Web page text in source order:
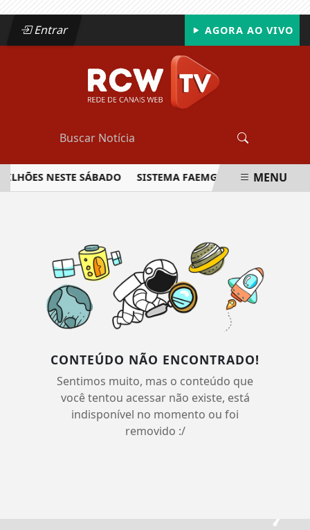
Entrar AGORA AO VIVO
NESTE SÁBADO SISTEMA FAEMG SENAR LANÇA O
MENU
CONTEÚDO NÃO ENCONTRADO!
Sentimos muito, mas o conteúdo que
você tentou acessar não existe, está
indisponível no momento ou foi
removido :/